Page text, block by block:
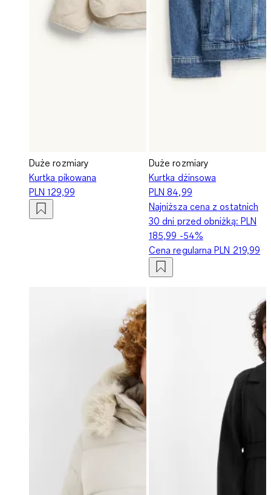
Duże rozmiary
Kurtka pikowana
PLN 129,99
Duże rozmiary
Kurtka dżinsowa
PLN 84,99
Najniższa cena z ostatnich
30 dni przed obniżką: PLN
185,99 -54%
Cena regularnaPLN 219,99